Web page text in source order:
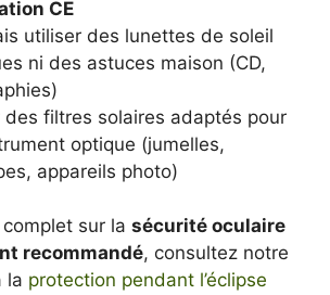
CE
utiliser des lunettes de soleil
ni des astuces maison (CD,
des filtres solaires adaptés pour
optique (jumelles,
appareils photo)
sur la sécurité oculaire
recommandé, consultez notre
la protection pendant l’éclipse